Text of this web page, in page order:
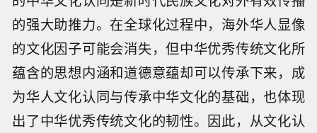
的强大助推力。在全球化过程中，海外华人显像
的文化因子可能会消失，但中华优秀传统文化所
蕴含的思想内涵和道德意蕴却可以传承下来，成
为华人文化认同与传承中华文化的基础，也体现
出了中华优秀传统文化的韧性。因此，从文化认